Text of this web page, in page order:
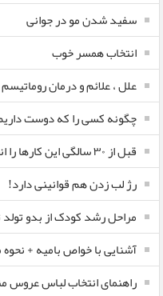
سفید شدن مو در جوانی
انتخاب همسر خوب
علل ، علائم و درمان
چگونه کسی را که دوست
قبل از ۳۰ سالگی این کارها را انجام بدهید
رژ لب زدن هم قوانینی دارد!
مراحل رشد کودک از بدو تولد تا ۵
آشنایی با خواص بامیه +
راهنمای انتخاب لباس عروس